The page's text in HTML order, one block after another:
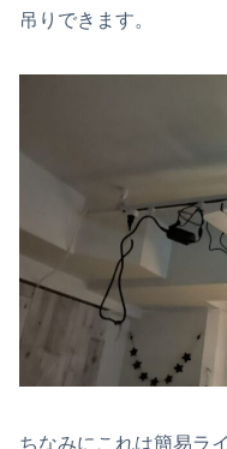
吊りできます。
ちなみにこれは簡易ラ